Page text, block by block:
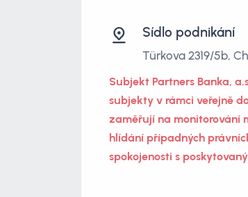
Sídlo podnikání
Türkova 2319/5b,
Subjekt Partners Banka,
subjekty v rámci veřejně
zaměřují na monitorování
hlídání případných
spokojenosti s